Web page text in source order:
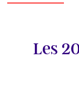
Les